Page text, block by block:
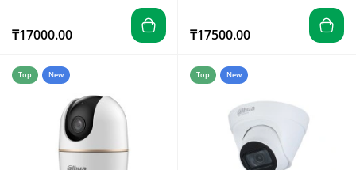
₸17000.00 ₸17500.00
Top New Top New